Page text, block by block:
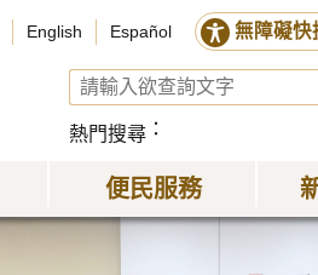
English Español 無障礙快
熱門搜尋
便民服務